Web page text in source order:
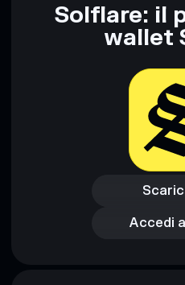
rugcheck.xyz.
Solflare: il
wallet
Accedi
Accedi